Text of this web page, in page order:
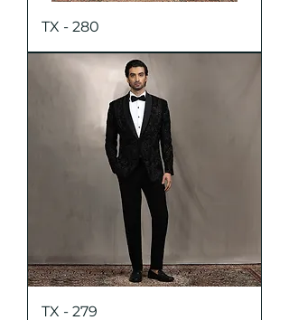
TX - 280
TX - 279